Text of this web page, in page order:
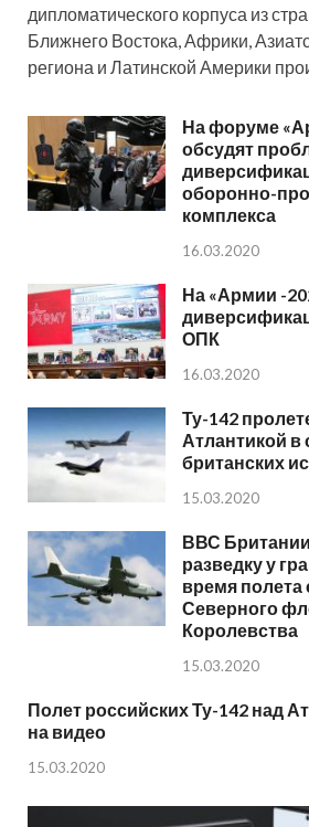
дипломатического корпуса из
Ближнего Востока, Африки,
региона и Латинской Америки
На форуме
обсудят
оборонно-
комплекса
16.03.2020
На «Армии -
ОПК
16.03.2020
Ту-142
Атлантикой
британских
15.03.2020
ВВС
разведку у
время полета
Северного
Королевства
15.03.2020
Полет российских Ту-142 над
на видео
15.03.2020